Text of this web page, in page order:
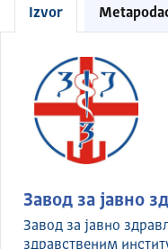
Izvor
Завод за јавно
Завод за јавно
здравственим